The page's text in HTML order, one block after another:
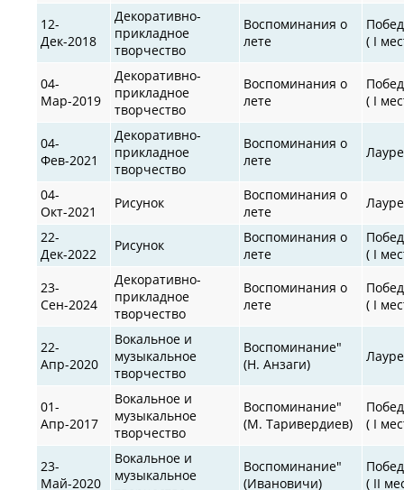
12-
Дек-2018
Декоративно-
прикладное
творчество
Воспоминания о
лете
( I
04-
Мар-2019
Декоративно-
прикладное
творчество
Воспоминания о
лете
( I
04-
Фев-2021
Декоративно-
прикладное
творчество
Воспоминания о
лете
04-
Окт-2021
Рисунок
Воспоминания о
лете
22-
Дек-2022
Рисунок
Воспоминания о
лете
( I
23-
Сен-2024
Декоративно-
прикладное
творчество
Воспоминания о
лете
( I
22-
Апр-2020
Вокальное и
музыкальное
творчество
Воспоминание"
(Н. Анзаги)
01-
Апр-2017
Вокальное и
музыкальное
творчество
Воспоминание"
(М. Таривердиев)
( I
23-
Май-2020
Вокальное и
музыкальное
Воспоминание"
(Ивановичи)
( II